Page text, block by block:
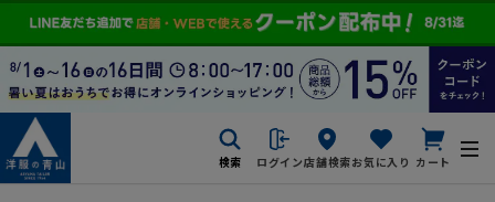
検索 ログイン店舗検索お気に入り カート